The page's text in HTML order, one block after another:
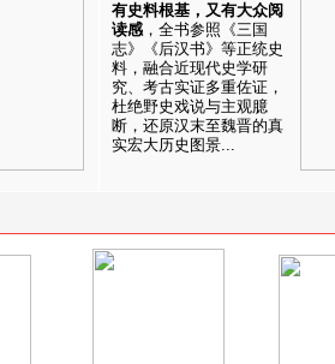
有史料根基，又有大众阅
读感 ，全书参照《三国
志》《后汉书》等正统史
料，融合近现代史学研
究、考古实证多重佐证，
杜绝野史戏说与主观臆
断，还原汉末至魏晋的真
实宏大历史图景...